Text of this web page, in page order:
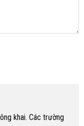
khai. Các trường